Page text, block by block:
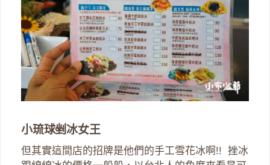
小琉球剉冰女王
但其實這間店的招牌是他們的手工雪花冰啊!! 挫冰